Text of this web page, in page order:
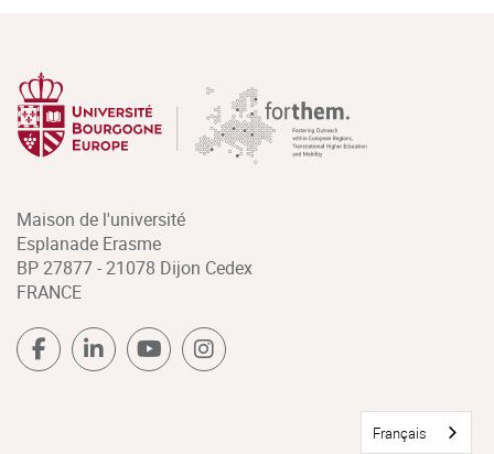
Maison de l'université
Esplanade Erasme
BP 27877 - 21078 Dijon Cedex
FRANCE
Français